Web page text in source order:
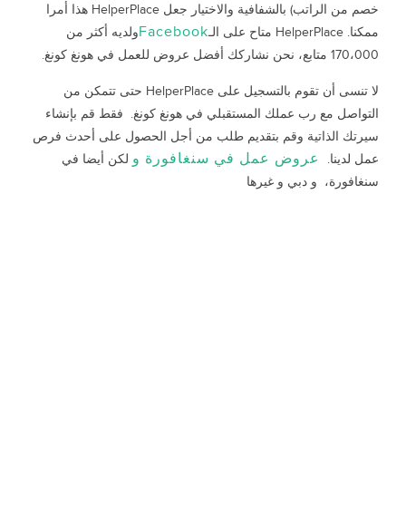
خصم من الراتب) بالشفافية والاختيار جعل HelperPlace هذا أمرا
ممكنا. HelperPlace متاح على الـ
Facebookولديه أكثر من
170،000 متابع، نحن نشاركك أفضل عروض للعمل في هونغ كونغ.
لا تنسى أن تقوم بالتسجيل على HelperPlace حتى تتمكن من
التواصل مع رب عملك المستقبلي في هونغ كونغ. فقط قم بإنشاء
سيرتك الذاتية وقم بتقديم طلب من أجل الحصول على أحدث فرص
عمل لدينا.
عروض عمل في سنغافورة و لكن أيضا في
سنغافورة، و دبي و غيرها